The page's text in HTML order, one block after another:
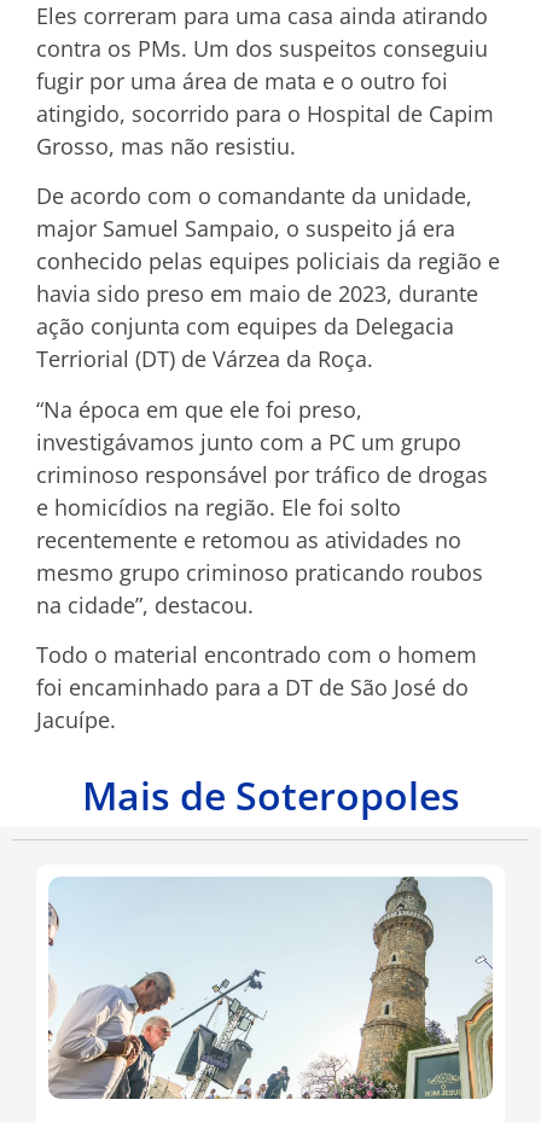
Eles correram para uma casa ainda atirando
contra os PMs. Um dos suspeitos conseguiu
fugir por uma área de mata e o outro foi
atingido, socorrido para o Hospital de Capim
Grosso, mas não resistiu.
De acordo com o comandante da unidade,
major Samuel Sampaio, o suspeito já era
conhecido pelas equipes policiais da região e
havia sido preso em maio de 2023, durante
ação conjunta com equipes da Delegacia
Terriorial (DT) de Várzea da Roça.
“Na época em que ele foi preso,
investigávamos junto com a PC um grupo
criminoso responsável por tráfico de drogas
e homicídios na região. Ele foi solto
recentemente e retomou as atividades no
mesmo grupo criminoso praticando roubos
na cidade”, destacou.
Todo o material encontrado com o homem
foi encaminhado para a DT de São José do
Jacuípe.
Mais de Soteropoles